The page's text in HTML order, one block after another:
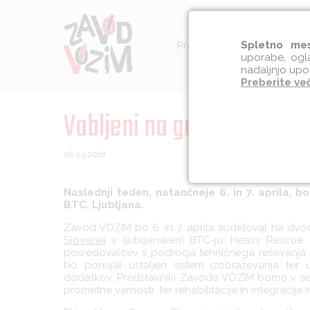
Preventiva Socialna
Vabljeni na gasilski
28.03.2018
Naslednji teden, natančneje 6. in 7. aprila,
BTC, Ljubljana.
Zavod VOZIM bo 6. in 7. aprila sodeloval na
Slovenia v ljubljanskem BTC-ju. Heavy
posredovalcev s področja tehničnega
bo ponujal ustaljen sistem izobraževanja ter
dodatkov. Predstavniki Zavoda VOZIM bomo v
prometne varnosti ter rehabilitacije in integracije
Spletno
uporabe,
nadaljnjo
Preberite